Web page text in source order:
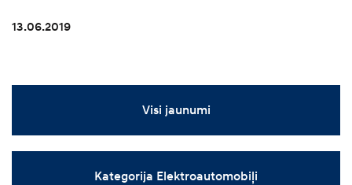
13.06.2019
Visi jaunumi
Kategorija Elektroautomobiļi